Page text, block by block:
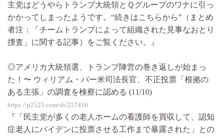
主党はどうやらトランプ大統領とＱグループのワナに引っ
かかってしまったようです。“続きはこちらから”（まとめ
者注：「チームトランプによって組織された見事なおとり
捜査」に関する記事）をご覧ください。』
◎アメリカ大統領選、トランプ陣営の巻き返しが始まっ
た！〜 ウィリアム・バー米司法長官、不正投票「根拠の
ある主張」の調査を検察に認める (11/10)
https://p2525.com/sb/257416
『「民主党が多くの老人ホームの看護師を買収して、認知
症老人にバイデンに投票させる工作まで暴露された」との